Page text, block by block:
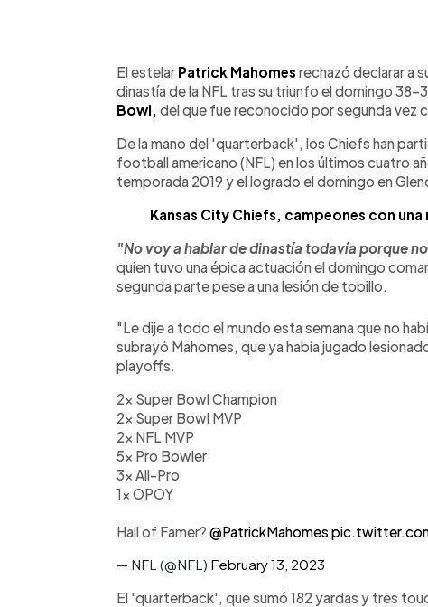
► Escuchar artículo
El estelar Patrick Mahomes rechazó declarar a
dinastía de la NFL tras su triunfo el domingo 38-
Bowl, del que fue reconocido por segunda vez
De la mano del 'quarterback', los Chiefs han
football americano (NFL) en los últimos cuatro
temporada 2019 y el logrado el domingo en
Kansas City Chiefs, campeones con
"No voy a hablar de dinastía todavía porque
quien tuvo una épica actuación el domingo
segunda parte pese a una lesión de tobillo.
"Le dije a todo el mundo esta semana que no
subrayó Mahomes, que ya había jugado
playoffs.
2x Super Bowl Champion
2x Super Bowl MVP
2x NFL MVP
5x Pro Bowler
3x All-Pro
1x OPOY
Hall of Famer? @PatrickMahomes
— NFL (@NFL) February 13, 2023
El 'quarterback', que sumó 182 yardas y tres